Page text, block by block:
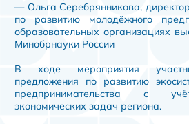
— Ольга Серебрянникова,
по развитию молодёжного
образовательных организациях
Минобрнауки России
В ходе мероприятия
предложения по развитию
предпринимательства с
экономических задач региона.